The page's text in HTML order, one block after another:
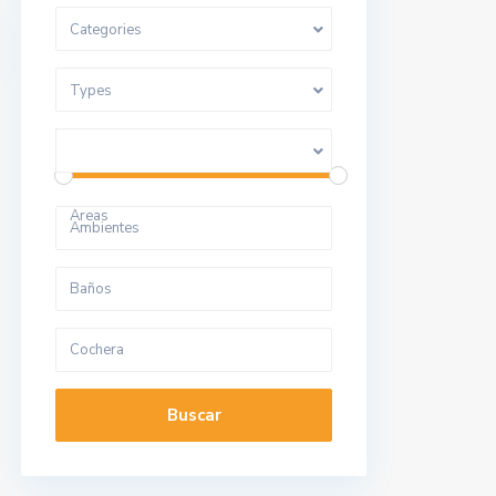
Categories
Types
Price range:
Areas
Buscar